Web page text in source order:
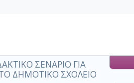
ΣΕΝΑΡΙΟ ΓΙΑ
ΔΗΜΟΤΙΚΟ ΣΧΟΛΕΙΟ